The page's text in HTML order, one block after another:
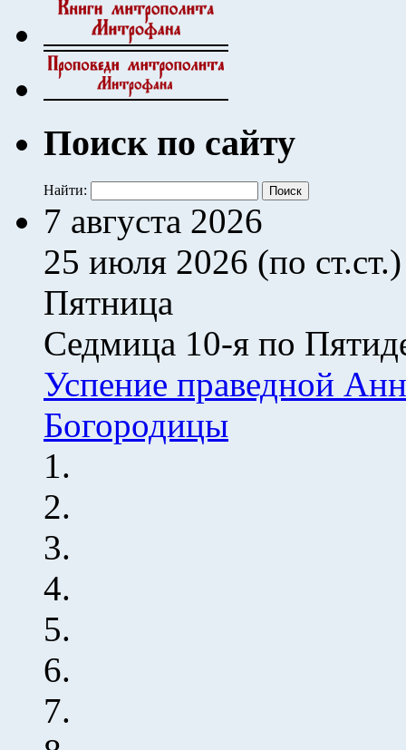
Поиск по сайту
Найти:
7 августа 2026
25 июля 2026 (по ст.ст.)
Пятница
Седмица 10-я по
Успение праведной
Богородицы